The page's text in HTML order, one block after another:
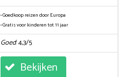
• Goedkoop reizen door Europa
• Gratis voor kinderen tot 11 jaar
Goed: 4,3/5
Bekijken